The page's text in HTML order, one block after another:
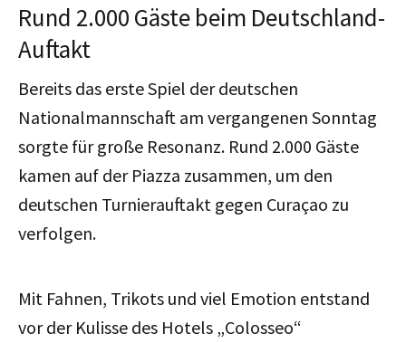
Rund 2.000 Gäste beim Deutschland-
Auftakt
Bereits das erste Spiel der deutschen
Nationalmannschaft am vergangenen Sonntag
sorgte für große Resonanz. Rund 2.000 Gäste
kamen auf der Piazza zusammen, um den
deutschen Turnierauftakt gegen Curaçao zu
verfolgen.
Mit Fahnen, Trikots und viel Emotion entstand
vor der Kulisse des Hotels „Colosseo“